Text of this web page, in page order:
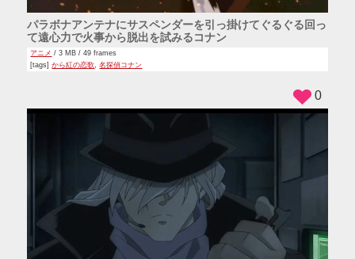
パラボナアンテナにサスペンダーを引っ掛けてぐるぐる回っ
て遠心力で火事から脱出を試みるコナン
アニメ / 3 MB / 49 frames
[tags]から紅の恋歌,名探偵コナン
0